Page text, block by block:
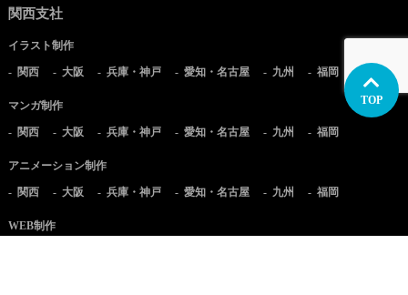
TOP
関西支社
イラスト制作
関西 大阪 兵庫・神戸 愛知・名古屋 九州 福岡
マンガ制作
関西 大阪 兵庫・神戸 愛知・名古屋 九州 福岡
アニメーション制作
関西 大阪 兵庫・神戸 愛知・名古屋 九州 福岡
WEB制作